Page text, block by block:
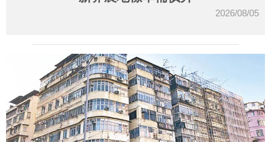
2026/08/05